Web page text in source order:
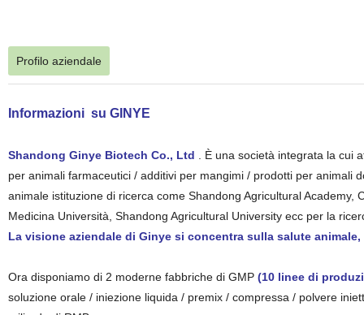
Profilo aziendale
Informazioni su GINYE
Shandong Ginye Biotech Co., Ltd
. È una società integrata la cui
per animali farmaceutici / additivi per mangimi / prodotti per animali
animale istituzione di ricerca come Shandong Agricultural
Medicina Università, Shandong Agricultural University ecc per la
La visione aziendale di Ginye si concentra sulla salute animale,
Ora disponiamo di 2 moderne fabbriche di GMP(10 linee di
soluzione orale / iniezione liquida / premix / compressa / polvere